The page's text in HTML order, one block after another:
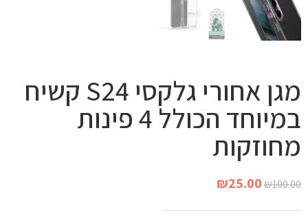
מגן אחורי גלקסי S24 קשיח
במיוחד הכולל 4 פינות
מחוזקות
₪100.00
₪25.00